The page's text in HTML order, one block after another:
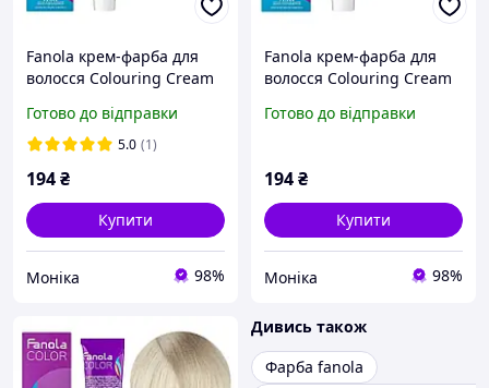
Fanola крем-фарба для
волосся Colouring Cream
Готово до відправки
5.0 (1)
194₴
Купити
Моніка 98%
Fanola крем-фарба для
волосся Colouring Cream
Готово до відправки
194₴
Купити
Моніка 98%
Дивись також
Фарба fanola